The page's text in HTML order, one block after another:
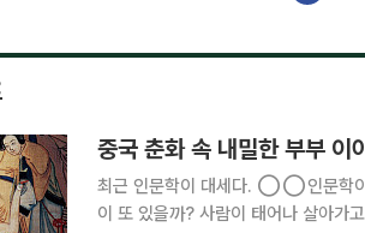
중국 춘화 속 내밀한 부부 이
최근 인문학이 대세다. ◯◯인문학이
이 또 있을까? 사람이 태어나 살아가